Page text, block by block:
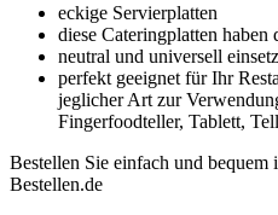
eckige Servierplatten
diese Cateringplatten
neutral und universell
perfekt geeignet für Ihr
jeglicher Art zur
Fingerfoodteller, Tablett,
Bestellen Sie einfach und bequem
Bestellen.de